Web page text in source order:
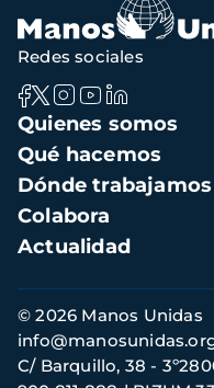
Navegación
principal
Quienes somos
Qué hacemos
Dónde trabajamos
Colabora
Actualidad
Redes sociales
Información
de
contacto
© 2026 Manos Unidas
C/ Barquillo, 38 -